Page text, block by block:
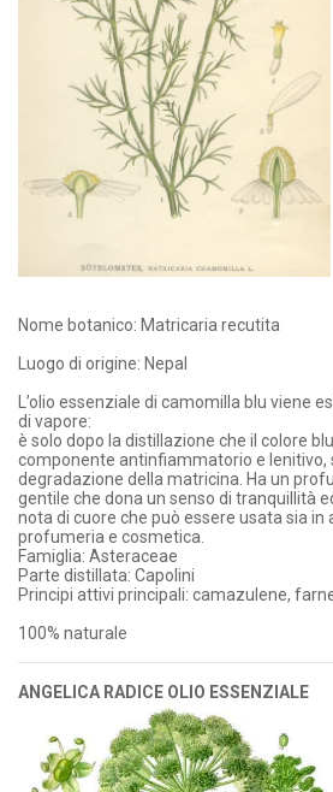
Nome botanico: Matricaria recutita
Luogo di origine: Nepal
L’olio essenziale di camomilla blu viene
di vapore:
è solo dopo la distillazione che il colore
componente antinfiammatorio e lenitivo,
degradazione della matricina. Ha un
gentile che dona un senso di tranquillità
nota di cuore che può essere usata sia in
profumeria e cosmetica.
Famiglia: Asteraceae
Parte distillata: Capolini
Principi attivi principali: camazulene,
100% naturale
ANGELICA RADICE OLIO ESSENZIALE